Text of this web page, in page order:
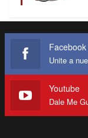
política al
alternativa a
generalizado
Contra deuda
Facebook
Youtube
Dale Me